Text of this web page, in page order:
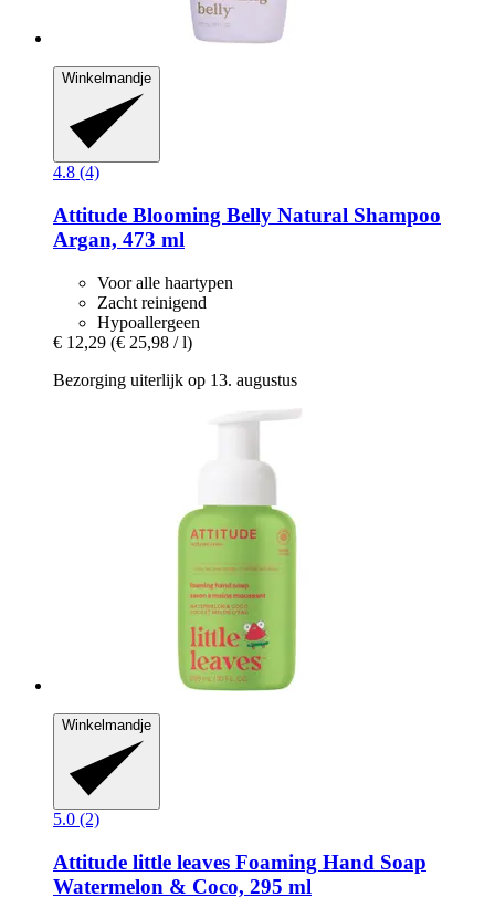
Winkelmandje
4.8 (4)
Attitude Blooming Belly Natural Shampoo
Argan, 473 ml
Voor alle haartypen
Zacht reinigend
Hypoallergeen
€ 12,29 (€ 25,98 / l)
Bezorging uiterlijk op 13. augustus
Winkelmandje
5.0 (2)
Attitude little leaves Foaming Hand Soap
Watermelon & Coco, 295 ml